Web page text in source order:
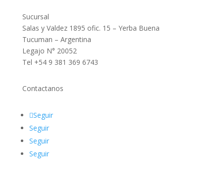
Sucursal
Salas y Valdez 1895 ofic. 15 – Yerba Buena
Tucuman – Argentina
Legajo N° 20052
Tel +54 9 381 369 6743
Contactanos
Seguir
Seguir
Seguir
Seguir